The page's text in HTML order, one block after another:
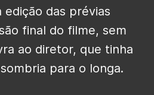
das prévias
final do filme, sem
ao diretor, que tinha
para o longa.